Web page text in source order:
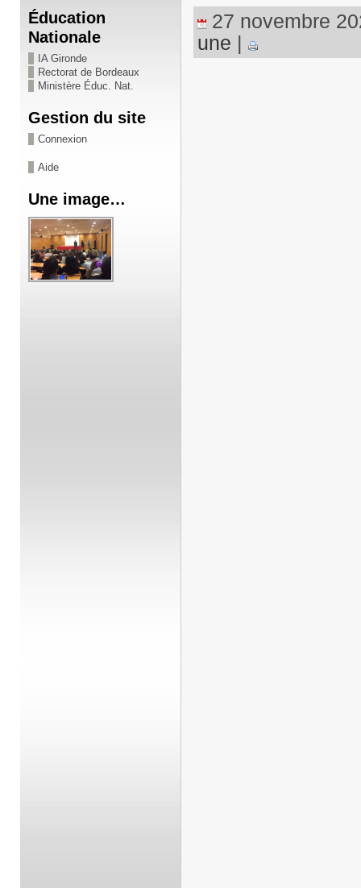
Éducation
Nationale
IA Gironde
Rectorat de Bordeaux
Ministère Éduc. Nat.
Gestion du site
Connexion
Aide
Une image…
27 novembre
une |